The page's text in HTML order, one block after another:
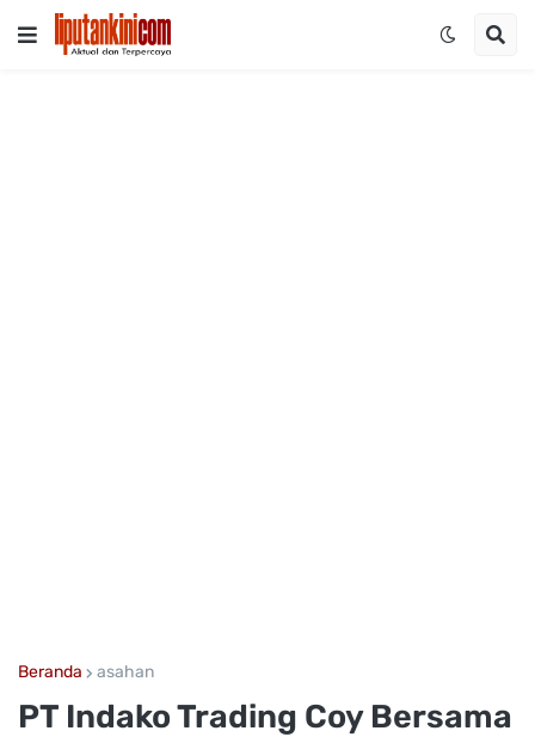
Beranda asahan
PT Indako Trading Coy Bersama